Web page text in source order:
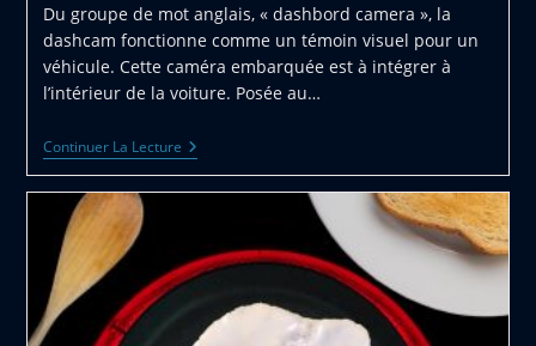
Du groupe de mot anglais, « dashbord camera », la
dashcam fonctionne comme un témoin visuel pour un
véhicule. Cette caméra embarquée est à intégrer à
l’intérieur de la voiture. Posée au…
Continuer La LectureDashcam,
Les
Caméra
Embarquée